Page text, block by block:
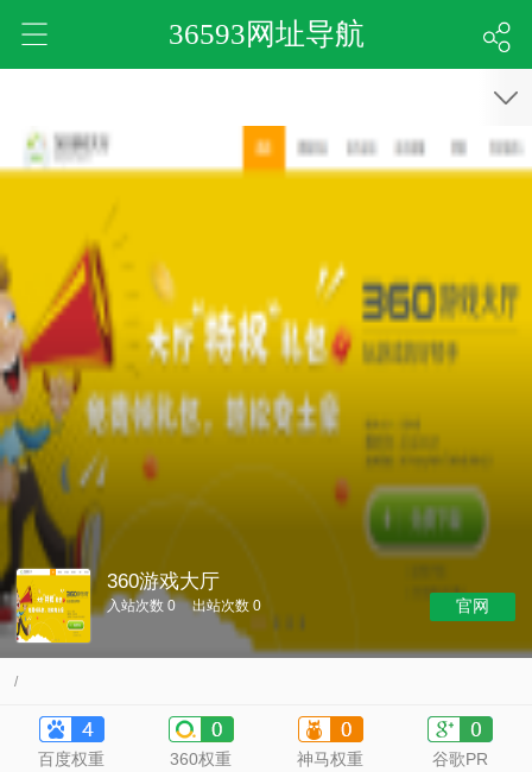
36593网址导航
360游戏大厅
入站次数 0 出站次数 0 官网
/
百度权重 360权重 神马权重 谷歌PR